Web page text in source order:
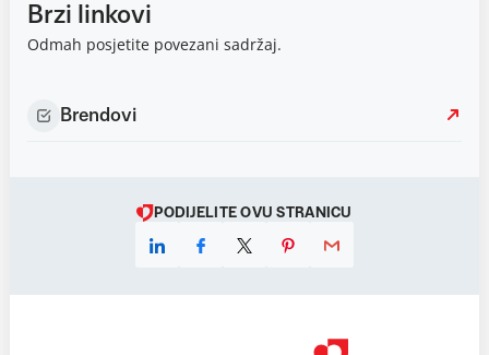
Brzi linkovi
Odmah posjetite povezani sadržaj.
Brendovi
PODIJELITE OVU STRANICU